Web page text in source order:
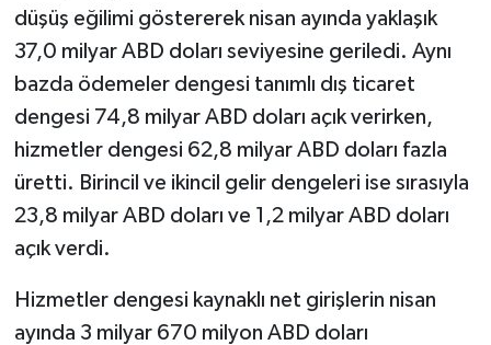
düşüş eğilimi göstererek nisan ayında yaklaşık
37,0 milyar ABD doları seviyesine geriledi. Aynı
bazda ödemeler dengesi tanımlı dış ticaret
dengesi 74,8 milyar ABD doları açık verirken,
hizmetler dengesi 62,8 milyar ABD doları fazla
üretti. Birincil ve ikincil gelir dengeleri ise sırasıyla
23,8 milyar ABD doları ve 1,2 milyar ABD doları
açık verdi.
Hizmetler dengesi kaynaklı net girişlerin nisan
ayında 3 milyar 670 milyon ABD doları